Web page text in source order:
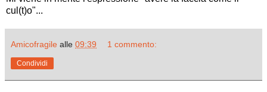
cul(t)o"...
Amicofragile alle 09:39 1 commento:
Condividi